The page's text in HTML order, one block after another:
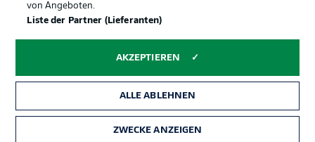
von Angeboten.
Liste der Partner (Lieferanten)
AKZEPTIEREN
ALLE ABLEHNEN
ZWECKE ANZEIGEN